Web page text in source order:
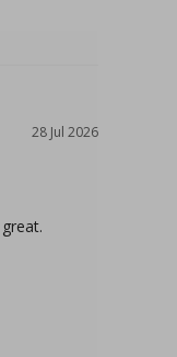
28 Jul 2026